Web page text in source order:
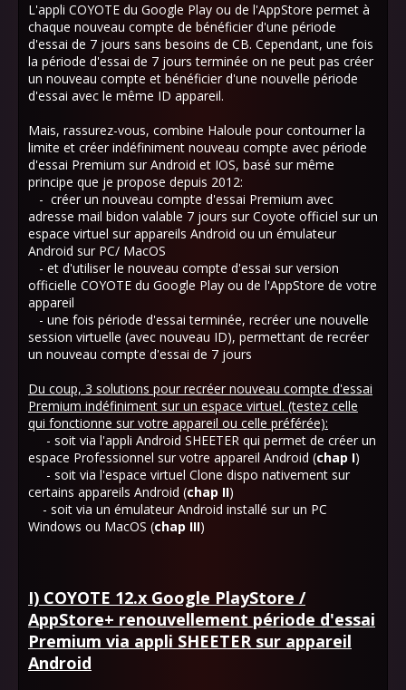
L'appli COYOTE du Google Play ou de l'AppStore permet à
chaque nouveau compte de bénéficier d'une période
d'essai de 7 jours sans besoins de CB. Cependant, une fois
la période d'essai de 7 jours terminée on ne peut pas créer
un nouveau compte et bénéficier d'une nouvelle période
d'essai avec le même ID appareil.
Mais, rassurez-vous, combine Haloule pour contourner la
limite et créer indéfiniment nouveau compte avec période
d'essai Premium sur Android et IOS, basé sur même
principe que je propose depuis 2012:
- créer un nouveau compte d'essai Premium avec
adresse mail bidon valable 7 jours sur Coyote officiel sur un
espace virtuel sur appareils Android ou un émulateur
Android sur PC/ MacOS
- et d'utiliser le nouveau compte d'essai sur version
officielle COYOTE du Google Play ou de l'AppStore de votre
appareil
- une fois période d'essai terminée, recréer une nouvelle
session virtuelle (avec nouveau ID), permettant de recréer
un nouveau compte d'essai de 7 jours
Du coup, 3 solutions pour recréer nouveau compte d'essai
Premium indéfiniment sur un espace virtuel. (testez celle
qui fonctionne sur votre appareil ou celle préférée):
- soit via l'appli Android SHEETER qui permet de créer un
espace Professionnel sur votre appareil Android (chap I)
- soit via l'espace virtuel Clone dispo nativement sur
certains appareils Android (chap II)
- soit via un émulateur Android installé sur un PC
Windows ou MacOS (chap III)
I) COYOTE 12.x Google PlayStore /
AppStore+ renouvellement période d'essai
Premium via appli SHEETER sur appareil
Android